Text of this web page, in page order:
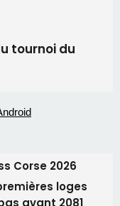
Corse 2026
loges
avant 2081
?
corses
faux vendeur de